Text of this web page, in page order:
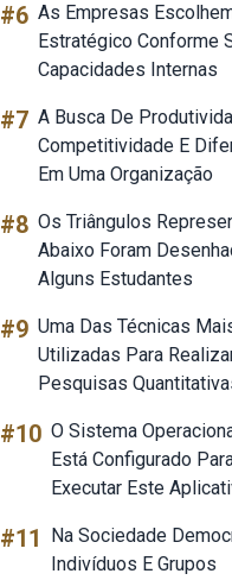
#6 As Empresas
Estratégico Conforme
Capacidades Internas
#7 A Busca De
Competitividade E
Em Uma Organização
#8 Os Triângulos
Abaixo Foram
Alguns Estudantes
#9 Uma Das Técnicas
Utilizadas Para
Pesquisas
#10 O Sistema
Está Configurado
Executar Este
#11
Na Sociedade
Indivíduos E Grupos